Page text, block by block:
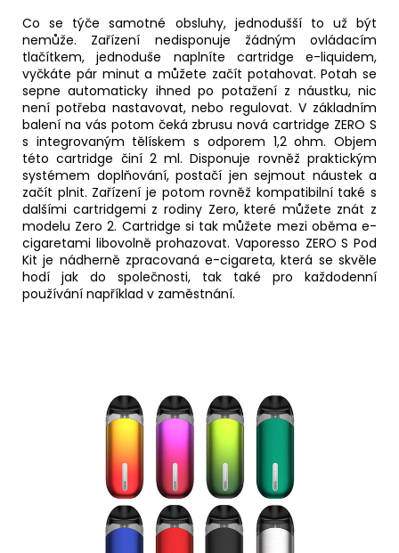
Co se týče samotné obsluhy, jednodušší to už být
nemůže. Zařízení nedisponuje žádným ovládacím
tlačítkem, jednoduše naplníte cartridge e-liquidem,
vyčkáte pár minut a můžete začít potahovat. Potah se
sepne automaticky ihned po potažení z náustku, nic
není potřeba nastavovat, nebo regulovat. V základním
balení na vás potom čeká zbrusu nová cartridge ZERO S
s integrovaným tělískem s odporem 1,2 ohm. Objem
této cartridge činí 2 ml. Disponuje rovněž praktickým
systémem doplňování, postačí jen sejmout náusteka
začít plnit. Zařízení je potom rovněž kompatibilní také s
dalšími cartridgemi z rodiny Zero, které můžete znát z
modelu Zero 2. Cartridge si tak můžete mezi oběma e-
cigaretami libovolně prohazovat. Vaporesso ZERO S Pod
Kit je nádherně zpracovaná e-cigareta, která se skvěle
hodí jak do společnosti, tak také pro každodenní
používání například v zaměstnání.